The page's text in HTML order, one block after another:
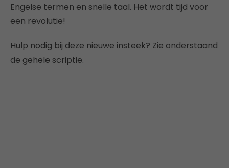
Engelse termen en snelle taal. Het wordt tijd voor
een revolutie!
Hulp nodig bij deze nieuwe insteek? Zie onderstaand
de gehele scriptie.